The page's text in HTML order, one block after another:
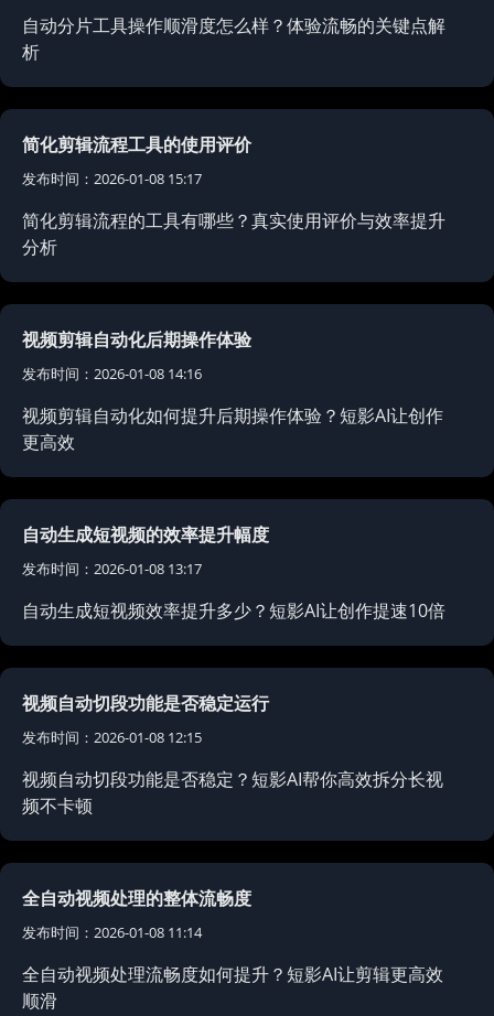
自动分片工具操作顺滑度怎么样？体验流畅的关键点解
析
简化剪辑流程工具的使用评价
发布时间：2026-01-08 15:17
简化剪辑流程的工具有哪些？真实使用评价与效率提升
分析
视频剪辑自动化后期操作体验
发布时间：2026-01-08 14:16
视频剪辑自动化如何提升后期操作体验？短影AI让创作
更高效
自动生成短视频的效率提升幅度
发布时间：2026-01-08 13:17
自动生成短视频效率提升多少？短影AI让创作提速10倍
视频自动切段功能是否稳定运行
发布时间：2026-01-08 12:15
视频自动切段功能是否稳定？短影AI帮你高效拆分长视
频不卡顿
全自动视频处理的整体流畅度
发布时间：2026-01-08 11:14
全自动视频处理流畅度如何提升？短影AI让剪辑更高效
顺滑